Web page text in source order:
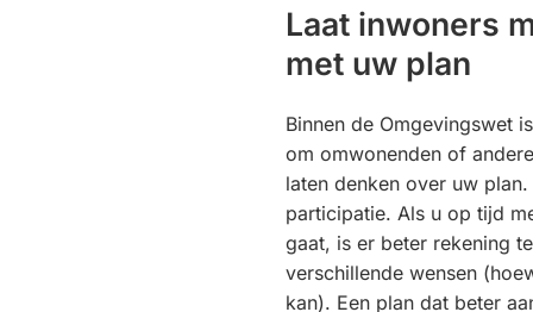
Laat inwoners
met uw plan
Binnen de Omgevingswet
om omwonenden of
laten denken over uw
participatie. Als u op tijd
gaat, is er beter rekening
verschillende wensen
kan). Een plan dat beter